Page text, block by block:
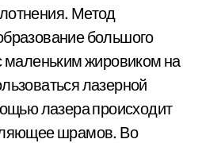
Метод
большого
маленьким жировиком на
лазерной
лазера происходит
шрамов. Во